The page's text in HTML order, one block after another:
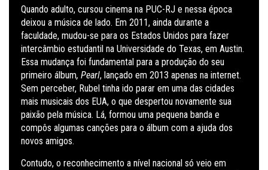
Quando adulto, cursou cinema na PUC-RJ e nessa época
deixou a música de lado. Em 2011, ainda durante a
faculdade, mudou-se para os Estados Unidos para fazer
intercâmbio estudantil na Universidade do Texas, em Austin.
Essa mudança foi fundamental para a produção do seu
primeiro álbum, Pearl, lançado em 2013 apenas na internet.
Sem perceber, Rubel tinha ido parar em uma das cidades
mais musicais dos EUA, o que despertou novamente sua
paixão pela música. Lá, formou uma pequena banda e
compôs algumas canções para o álbum com a ajuda dos
novos amigos.
Contudo, o reconhecimento a nível nacional só veio em